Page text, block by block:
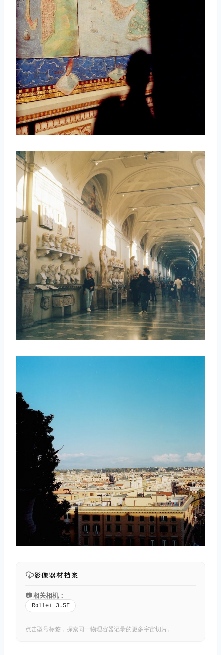
影像器材档案
📷 相关相机：
Rollei 3.5F
点击型号标签，探索同一物理容器记录的更多宇宙切片。
取消 搜索